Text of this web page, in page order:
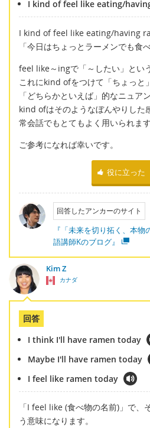
I kind of feel like eating/
I kind of feel like eating/having
「今日はちょっとラーメンでも食
feel like～ingで「～したい」とい
これにkind ofをつけて「ちょっと
「どちらかといえば」的なニュア
kind ofはそのようなぼんやりした
常会話でもとてもよく用いられます
ご参考になれば幸いです。
役に立った
回答したアンカーのサイト
『「未来を切り拓く、本
語講師Kのブログ』
Kim Z
カナダ
回答
I think I'll have ramen today
Maybe I'll have ramen today
I feel like ramen today
「I feel like (食べ物の名前)」で、
う意味になります。